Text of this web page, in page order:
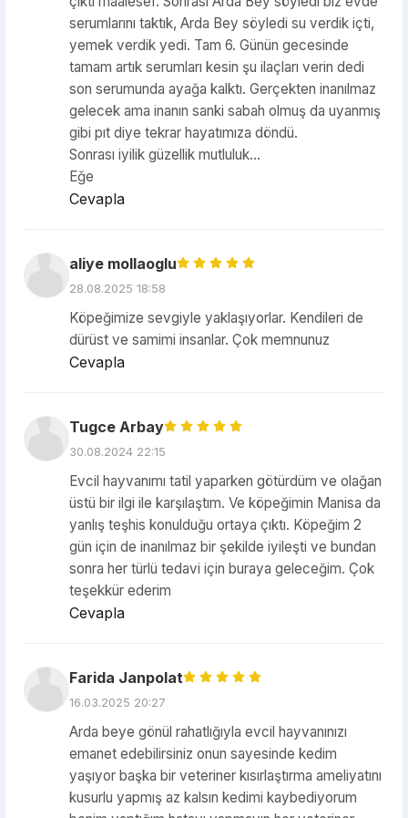
serumlarını taktık, Arda Bey söyledi su verdik içti,
yemek verdik yedi. Tam 6. Günün gecesinde
tamam artık serumları kesin şu ilaçları verin dedi
son serumunda ayağa kalktı. Gerçekten inanılmaz
gelecek ama inanın sanki sabah olmuş da uyanmış
gibi pıt diye tekrar hayatımıza döndü.
Sonrası iyilik güzellik mutluluk...
Eğe
Cevapla
aliye mollaoglu
28.08.2025 18:58
Köpeğimize sevgiyle yaklaşıyorlar. Kendileri de
dürüst ve samimi insanlar. Çok memnunuz
Cevapla
Tugce Arbay
30.08.2024 22:15
Evcil hayvanımı tatil yaparken götürdüm ve olağan
üstü bir ilgi ile karşılaştım. Ve köpeğimin Manisa da
yanlış teşhis konulduğu ortaya çıktı. Köpeğim 2
gün için de inanılmaz bir şekilde iyileşti ve bundan
sonra her türlü tedavi için buraya geleceğim. Çok
teşekkür ederim
Cevapla
Farida Janpolat
16.03.2025 20:27
Arda beye gönül rahatlığıyla evcil hayvanınızı
emanet edebilirsiniz onun sayesinde kedim
yaşıyor başka bir veteriner kısırlaştırma ameliyatını
kusurlu yapmış az kalsın kedimi kaybediyorum